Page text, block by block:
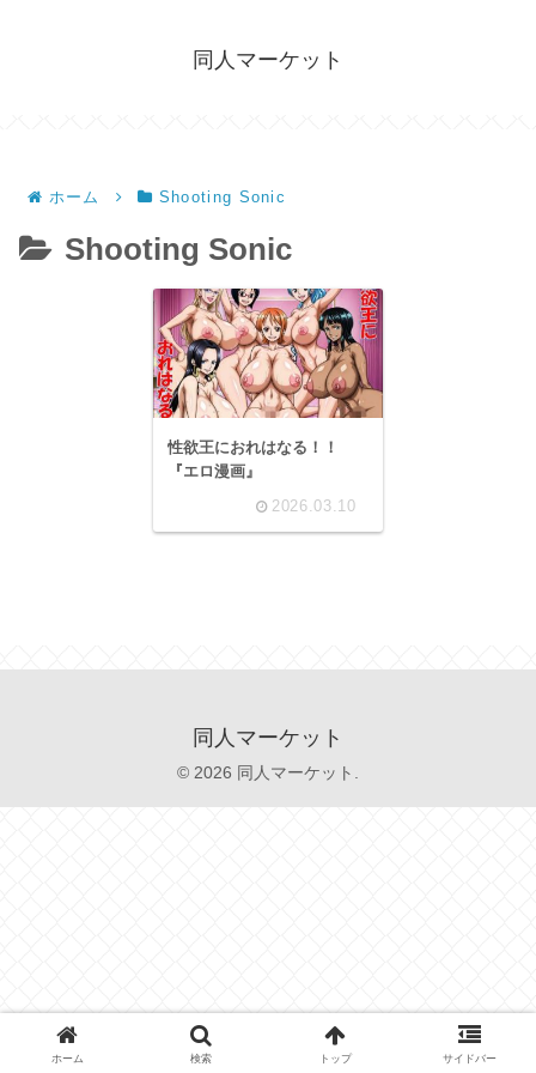
同人マーケット
ホーム Shooting Sonic
Shooting Sonic
性欲王におれはなる！！
『エロ漫画』
2026.03.10
同人マーケット
© 2026 同人マーケット.
ホーム 検索 トップ サイドバー